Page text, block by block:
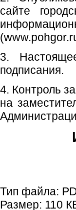
сайте
3.
подписания.
4. Контроль
на
Тип файла:
Размер: 110